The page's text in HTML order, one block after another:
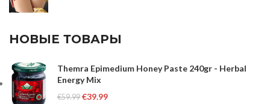
НОВЫЕ ТОВАРЫ
Themra Epimedium Honey Paste 240gr - Herbal
Energy Mix
€59.99 €39.99